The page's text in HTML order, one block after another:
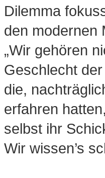
Dilemma
den modernen
„Wir gehören
Geschlecht
die,
erfahren
selbst ihr
Wir wissen’s